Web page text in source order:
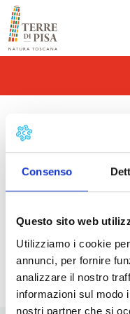
Consenso
Questo sito web
Utilizziamo i cookie
annunci, per fornire
analizzare il nostro
informazioni sul modo
nostri partner che si
Vai al contenuto
San
Castagnata di
04/10/2026 - 17:45